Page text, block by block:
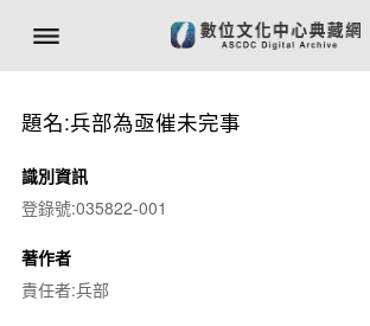
題名:兵部為亟催未完事
識別資訊
登錄號:035822-001
著作者
責任者:兵部